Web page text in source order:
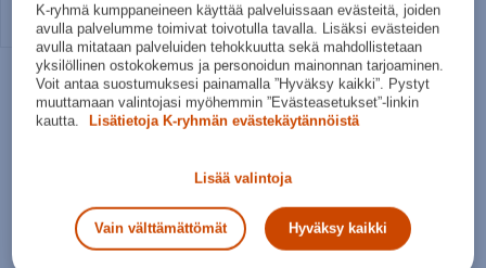
128 140 152 164
K-ryhmä kumppaneineen käyttää palveluissaan evästeitä, joiden
avulla palvelumme toimivat toivotulla tavalla. Lisäksi evästeiden
avulla mitataan palveluiden tehokkuutta sekä mahdollistetaan
yksilöllinen ostokokemus ja personoidun mainonnan tarjoaminen.
Voit antaa suostumuksesi painamalla ”Hyväksy kaikki”. Pystyt
muuttamaan valintojasi myöhemmin ”Evästeasetukset”-linkin
kautta.
Lisätietoja K-ryhmän evästekäytännöistä
Lisää valintoja
Vain välttämättömät Hyväksy kaikki